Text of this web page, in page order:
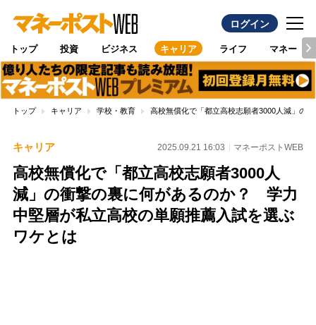
ログイン
トップ 投資 ビジネス キャリア ライフ マネー
トップ キャリア 学校・教育 高校無償化で「都立高校志願者3000人減」の
キャリア 2025.09.21 16:03 マネーポストWEB
高校無償化で「都立高校志願者3000人
減」の衝撃の裏に何があるのか？ 学力
中堅層が私立高校の単願推薦入試を選ぶ
ワケとは